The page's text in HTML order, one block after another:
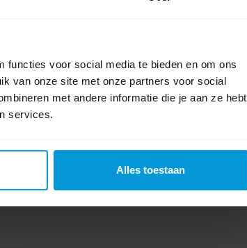
functies voor social media te bieden en om ons
van onze site met onze partners voor social
met andere informatie die je aan ze hebt
services.
Alles toestaan
0 beoordeling(en)